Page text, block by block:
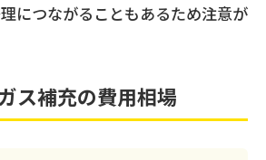
につながることもあるため注意が
ス補充の費用相場